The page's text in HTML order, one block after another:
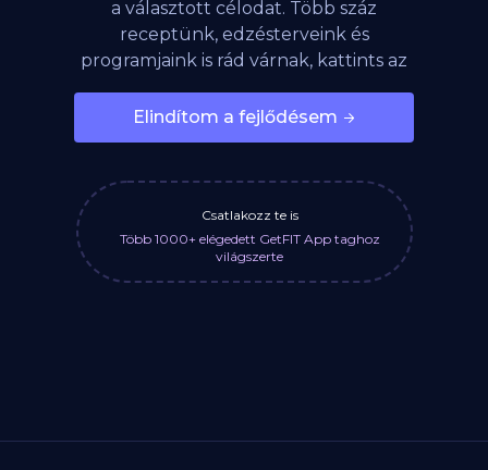
a választott célodat. Több száz
receptünk, edzésterveink és
programjaink is rád várnak, kattints az
Elindítom a fejlődésem
Csatlakozz te is
Több 1000+ elégedett GetFIT App taghoz
világszerte